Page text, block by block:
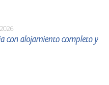
con alojamiento completo y